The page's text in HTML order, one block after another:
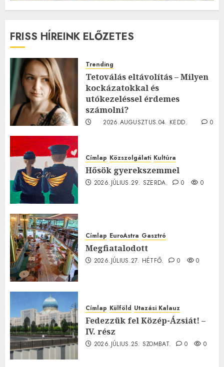
FRISS HÍREINK ELŐZETES
Trending
Tetoválás eltávolítás – Milyen
kockázatokkal és
utókezeléssel érdemes
számolni?
2026.AUGUSZTUS.04. KEDD.
0
Címlap Közszolgálati Kultúra
Hősök gyerekszemmel
2026.JÚLIUS.29. SZERDA. 0 0
Címlap EuroAstra Gasztró
Megfiatalodott
2026.JÚLIUS.27. HÉTFŐ. 0 0
Címlap Külföld Utazási Kalauz
Fedezzük fel Közép-Ázsiát! –
IV. rész
2026.JÚLIUS.25. SZOMBAT. 0 0